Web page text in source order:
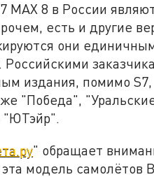
MАХ 8 в России
есть и другие
они
издания, помимо S7,
"Победа",
"ЮТэйр".
" обращает
модель самолётов